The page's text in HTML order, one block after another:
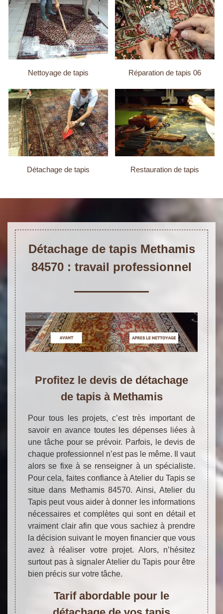
Nettoyage de tapis Réparation de tapis 06
Détachage de tapis Restauration de tapis
Détachage de tapis Methamis
84570 : travail professionnel
Profitez le devis de détachage
de tapis à Methamis
Pour tous les projets, c’est très important de
savoir en avance toutes les dépenses liées à
une tâche pour se prévoir. Parfois, le devis de
chaque professionnel n’est pas le même. Il vaut
alors se fixe à se renseigner à un spécialiste.
Pour cela, faites confiance à Atelier du Tapis se
situe dans Methamis 84570. Ainsi, Atelier du
Tapis peut vous aider à donner les informations
nécessaires et complètes qui sont en détail et
vraiment clair afin que vous sachiez à prendre
la décision suivant le moyen financier que vous
avez à réaliser votre projet. Alors, n’hésitez
surtout pas à signaler Atelier du Tapis pour être
bien précis sur votre tâche.
Tarif abordable pour le